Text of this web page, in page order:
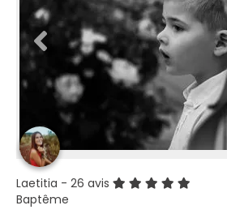
Laetitia - 26 avis
Baptême